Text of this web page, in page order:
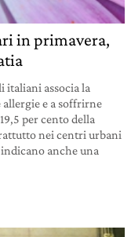
in primavera,
italiani associa la
allergie e a soffrirne
per cento della
nei centri urbani
anche una